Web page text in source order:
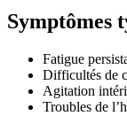
Symptômes
Fatigue
Difficultés de
Agitation
Troubles de